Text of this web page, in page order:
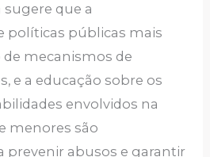
sugere que a
políticas públicas mais
de mecanismos de
e a educação sobre os
envolvidos na
menores são
prevenir abusos e garantir